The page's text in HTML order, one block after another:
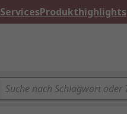
ServicesProdukthighlights